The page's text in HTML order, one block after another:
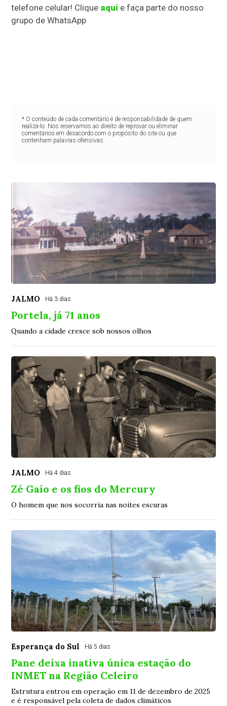
telefone celular! Clique aqui e faça parte do nosso
grupo de WhatsApp
* O conteúdo de cada comentário é de responsabilidade de quem
realizá-lo. Nos reservamos ao direito de reprovar ou eliminar
comentários em desacordo com o propósito do site ou que
contenham palavras ofensivas.
JALMO Há 3 dias
Portela, já 71 anos
Quando a cidade cresce sob nossos olhos
JALMO Há 4 dias
Zé Gaio e os fios do Mercury
O homem que nos socorria nas noites escuras
Esperança do Sul Há 5 dias
Pane deixa inativa única estação do
INMET na Região Celeiro
Estrutura entrou em operação em 11 de dezembro de 2025
e é responsável pela coleta de dados climáticos